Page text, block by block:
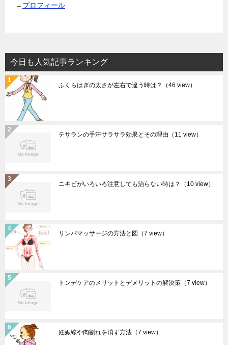
→ プロフィール
今日も人気記事ランキング
ふくらはぎの太さが左右で違う時は？ （46 view）
テサランの手汗サラサラ効果とその理由 （11 view）
ニキビがいろいろ注意しても治らない時は？ （10 view）
リンパマッサージの方法と図 （7 view）
トンデケアのメリットとデメリットの解決策 （7 view）
妊娠線や肉割れを消す方法 （7 view）